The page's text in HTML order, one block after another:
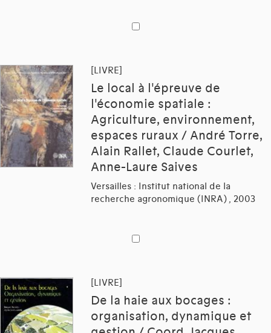
[LIVRE]
Le local à l'épreuve de
l'économie spatiale :
Agriculture, environnement,
espaces ruraux / André Torre,
Alain Rallet, Claude Courlet,
Anne-Laure Saives
Versailles : Institut national de la
recherche agronomique (INRA) , 2003
[LIVRE]
De la haie aux bocages :
organisation, dynamique et